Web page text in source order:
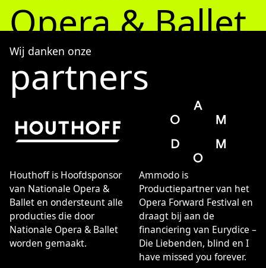
maken?
Opera & Ballet
Organisatie
Ruim 600 medewerkers van Nationale Opera & Ballet
werken aan voorstellingen op topniveau en van
internationale allure op het gebied van opera, ballet en
verwante muziekdramatische kunsten. Onze organisatie
wil mensen verbinden, ontroeren en betrekken bij het
rijke culturele leven in Nederland. Vakmanschap,
creativiteit, durf en betrokkenheid zijn eigenschappen
die onze medewerkers met elkaar delen.
Missie & Visie
Als een van de grootste cultuurinstellingen die ons land
rijk is wil Nationale Opera & Ballet het leven van zoveel
mogelijk mensen verrijken met de verwondering,
Wij danken onze
partners
Houthoff is Hoofdsponsor
van Nationale Opera &
Ballet en ondersteunt alle
producties die door
Nationale Opera & Ballet
worden gemaakt.
Ammodo is
Productiepartner van het
Opera Forward Festival en
draagt bij aan de
financiering van Eurydice –
Die Liebenden, blind en I
have missed you forever.